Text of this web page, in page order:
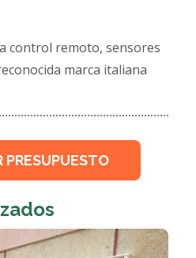
control remoto, sensores
marca italiana
PRESUPUESTO